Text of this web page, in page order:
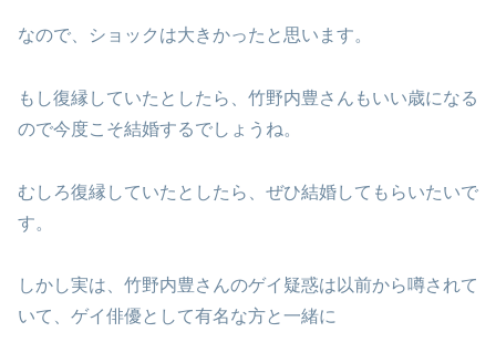
なので、ショックは大きかったと思います。
もし復縁していたとしたら、竹野内豊さんもいい歳になる
ので今度こそ結婚するでしょうね。
むしろ復縁していたとしたら、ぜひ結婚してもらいたいで
す。
しかし実は、竹野内豊さんのゲイ疑惑は以前から噂されて
いて、ゲイ俳優として有名な方と一緒に